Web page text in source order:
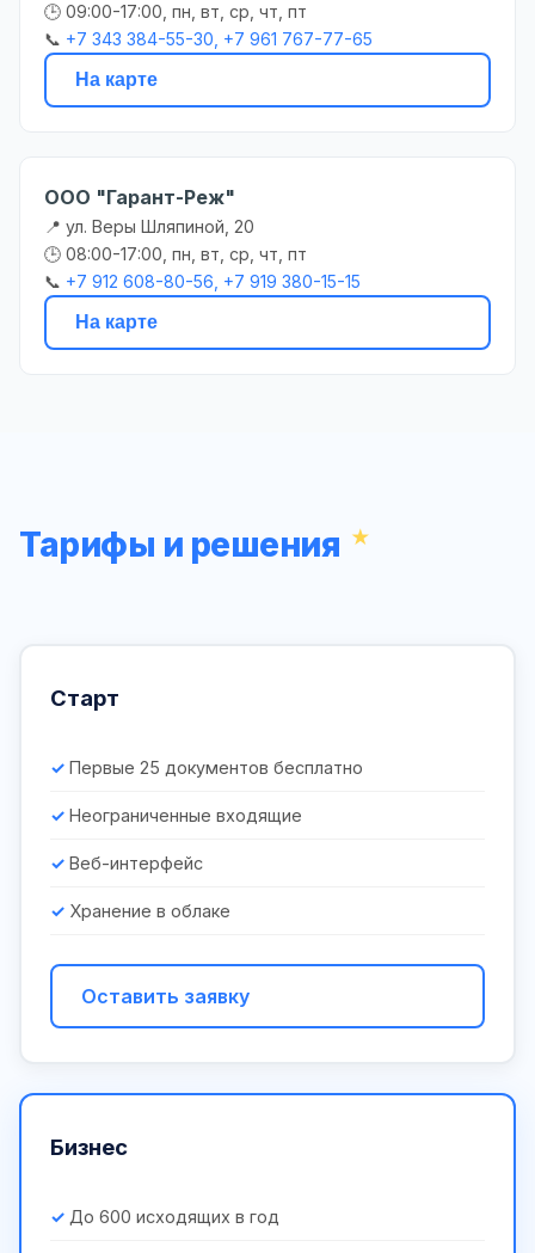
🕒 09:00-17:00, пн, вт, ср, чт, пт
📞 +7 343 384-55-30, +7 961 767-77-65
На карте
ООО "Гарант-Реж"
📍 ул. Веры Шляпиной, 20
🕒 08:00-17:00, пн, вт, ср, чт, пт
📞 +7 912 608-80-56, +7 919 380-15-15
На карте
Тарифы и решения
Старт
Первые 25 документов бесплатно
Неограниченные входящие
Веб-интерфейс
Хранение в облаке
Оставить заявку
Бизнес
До 600 исходящих в год